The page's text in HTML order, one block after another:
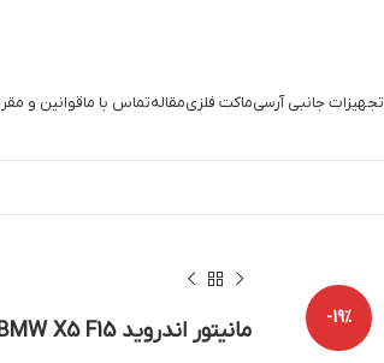
تجهیزات جانبی آرسیماکت فلزیمقالهتماس با ماقوانین و
-19% مانیتور اندروید BMW X5 F15